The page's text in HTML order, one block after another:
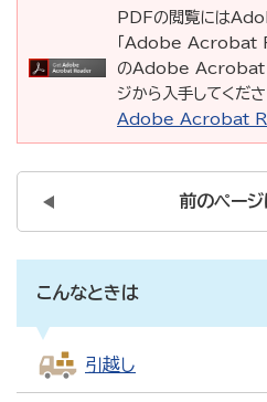
PDFの閲覧には
「Adobe Acrobat
のAdobe Acrobat
ジから入手してくださ
Adobe Acrobat
前のペー
こんなときは
引越し